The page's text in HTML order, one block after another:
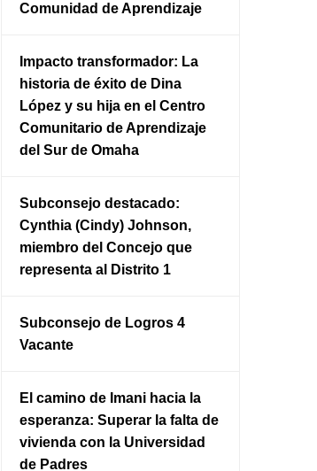
Comunidad de Aprendizaje
Impacto transformador: La
historia de éxito de Dina
López y su hija en el Centro
Comunitario de Aprendizaje
del Sur de Omaha
Subconsejo destacado:
Cynthia (Cindy) Johnson,
miembro del Concejo que
representa al Distrito 1
Subconsejo de Logros 4
Vacante
El camino de Imani hacia la
esperanza: Superar la falta de
vivienda con la Universidad
de Padres